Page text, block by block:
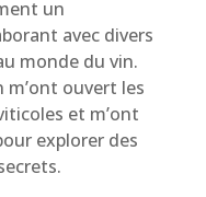
un
avec divers
monde du vin.
m’ont ouvert les
et m’ont
explorer des